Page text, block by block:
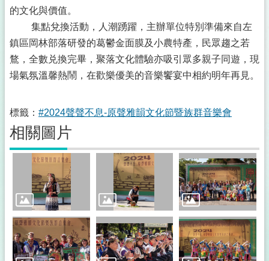
的文化與價值。
集點兌換活動，人潮踴躍，主辦單位特別準備來自左
鎮區岡林部落研發的葛鬱金面膜及小農特產，民眾趨之若
鶩，全數兑換完畢，聚落文化體驗亦吸引眾多親子同遊，現
場氣氛溫馨熱鬧，在歡樂優美的音樂饗宴中相約明年再見。
標籤： #2024聲聲不息-原聲雅韻文化節暨族群音樂會
相關圖片